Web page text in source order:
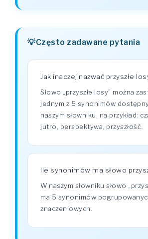
Często zadawane pytania
Jak inaczej nazwać przyszłe
Słowo „przyszłe losy" można
jednym z 5 synonimów
naszym słowniku, na przykład:
jutro, perspektywa, przyszłość.
Ile synonimów ma słowo
W naszym słowniku słowo
ma 5 synonimów
znaczeniowych.